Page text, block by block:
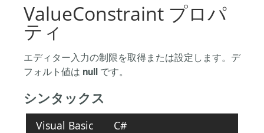
ValueConstraint プロパ
ティ
エディター入力の制限を取得または設定します。デ
フォルト値はnullです。
シンタックス
Visual Basic C#